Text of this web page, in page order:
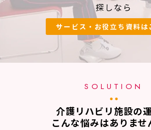
イベント・セミナー
探しなら
サービス・お役立ち資料は
SOLUTION
介護リハビリ施設の
こんな悩みはありませ